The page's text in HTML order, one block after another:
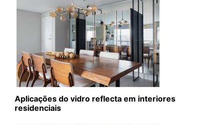
Aplicações do vidro reflecta em interiores
residenciais